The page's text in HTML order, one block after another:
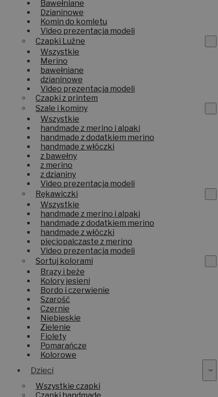
Bawełniane
Dzianinowe
Komin do komletu
Video prezentacja modeli
Czapki Luźne
Wszystkie
Merino
bawełniane
dzianinowe
Video prezentacja modeli
Czapki z printem
Szale i kominy
Wszystkie
handmade z merino i alpaki
handmade z dodatkiem merino
handmade z włóczki
z bawełny
z merino
z dzianiny
Video prezentacja modeli
Rękawiczki
Wszystkie
handmade z merino i alpaki
handmade z dodatkiem merino
handmade z włóczki
pięciopalczaste z merino
Video prezentacja modeli
Sortuj kolorami
Brązy i beże
Kolory jesieni
Bordo i czerwienie
Szarość
Czernie
Niebieskie
Zielenie
Fiolety
Pomarańcze
Kolorowe
Dzieci
Wszystkie czapki